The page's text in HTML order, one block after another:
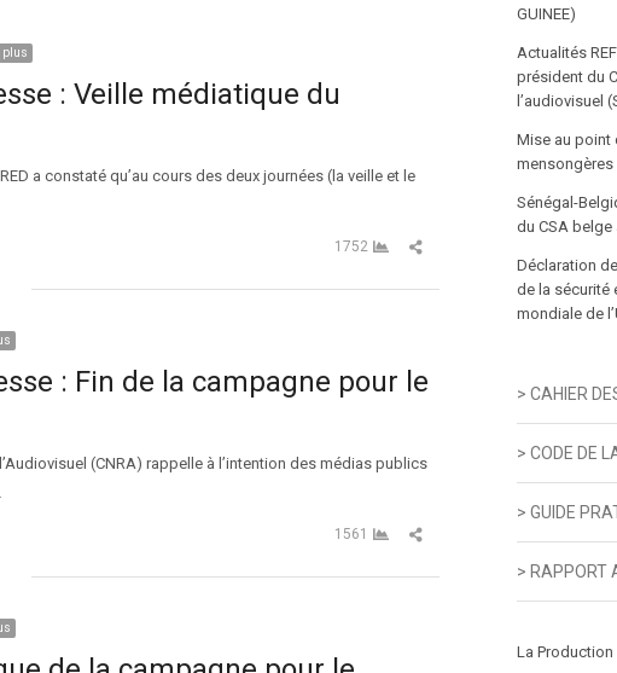
plus
: Veille médiatique du
a constaté qu’au cours des deux journées (la veille et le
1752 Partager cet article
: Fin de la campagne pour le
(CNRA) rappelle à l’intention des médias publics
1561 Partager cet article
GUINEE)
Actualités
président du
l’audiovisuel
Mise au point
Sénégal-
du CSA belge
Déclaration
de la sécurité
mondiale de
> CAHIER
> CODE DE
> GUIDE
> RAPPORT
La Production